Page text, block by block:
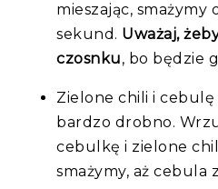
mieszając, smażymy
sekund. Uważaj,
czosnku, bo będzie
Zielone chili i cebulę
bardzo drobno.
cebulkę i zielone
smażymy, aż cebula